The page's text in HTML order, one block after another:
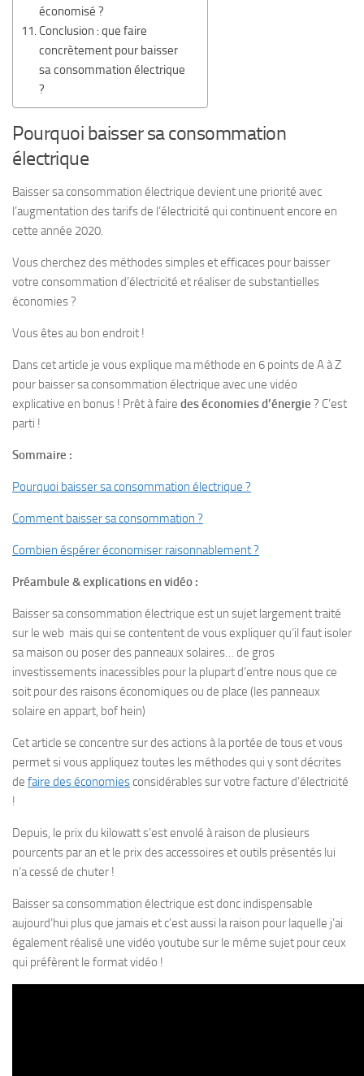
économisé ?
Conclusion : que faire
concrètement pour baisser
sa consommation électrique
?
Pourquoi baisser sa consommation
électrique
Baisser sa consommation électrique devient une priorité avec
l’augmentation des tarifs de l’électricité qui continuent encore en
cette année 2020.
Vous cherchez des méthodes simples et efficaces pour baisser
votre consommation d’électricité et réaliser de substantielles
économies ?
Vous êtes au bon endroit !
Dans cet article je vous explique ma méthode en 6 points de A à Z
pour baisser sa consommation électrique avec une vidéo
explicative en bonus ! Prêt à faire des économies d’énergie ? C’est
parti !
Sommaire :
Pourquoi baisser sa consommation électrique ?
Comment baisser sa consommation ?
Combien éspérer économiser raisonnablement ?
Préambule & explications en vidéo :
Baisser sa consommation électrique est un sujet largement traité
sur le web mais qui se contentent de vous expliquer qu’il faut isoler
sa maison ou poser des panneaux solaires… de gros
investissements inacessibles pour la plupart d’entre nous que ce
soit pour des raisons économiques ou de place (les panneaux
solaire en appart, bof hein)
Cet article se concentre sur des actions à la portée de tous et vous
permet si vous appliquez toutes les méthodes qui y sont décrites
de faire des économiesconsidérables sur votre facture d’électricité
!
Depuis, le prix du kilowatt s’est envolé à raison de plusieurs
pourcents par an et le prix des accessoires et outils présentés lui
n’a cessé de chuter !
Baisser sa consommation électrique est donc indispensable
aujourd’hui plus que jamais et c’est aussi la raison pour laquelle j’ai
également réalisé une vidéo youtube sur le même sujet pour ceux
qui préfèrent le format vidéo !